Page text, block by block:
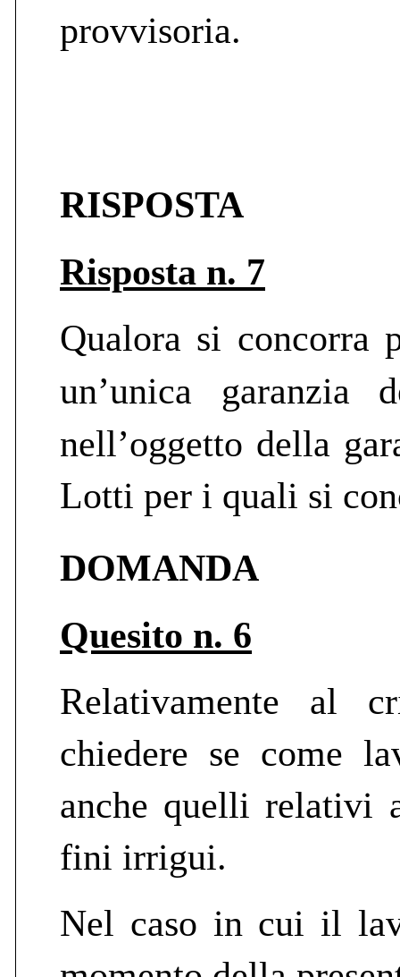
provvisoria.
RISPOSTA
Risposta n. 7
Qualora si concorra
un’unica garanzia
nell’oggetto della
Lotti per i quali si
DOMANDA
Quesito n. 6
Relativamente al
chiedere se come
anche quelli relativi
fini irrigui.
Nel caso in cui il